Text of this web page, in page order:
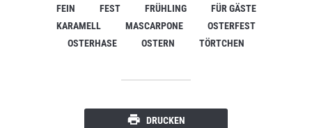
FEIN
FEST FRÜHLING
FÜR GÄSTE
KARAMELL
MASCARPONE
OSTERFEST
OSTERHASE
OSTERN TÖRTCHEN
DRUCKEN